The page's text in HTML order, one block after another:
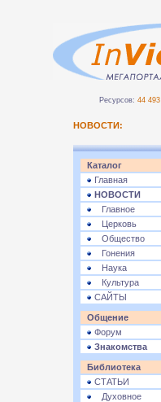
Ресурсов: 44 493
НОВОСТИ:
Каталог
Главная
НОВОСТИ
Главное
Церковь
Общество
Гонения
Наука
Культура
САЙТЫ
Общение
Форум
Знакомства
Библиотека
СТАТЬИ
Духовное